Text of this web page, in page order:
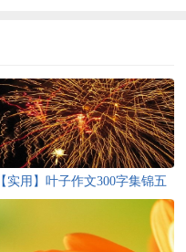
【实用】叶子作文300字集锦五